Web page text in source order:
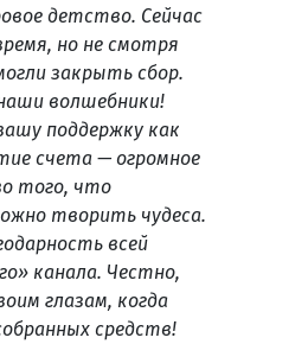
детство. Сейчас
но не смотря
закрыть сбор.
волшебники!
поддержку как
счета — огромное
того, что
творить чудеса.
всей
канала. Честно,
глазам, когда
средств!